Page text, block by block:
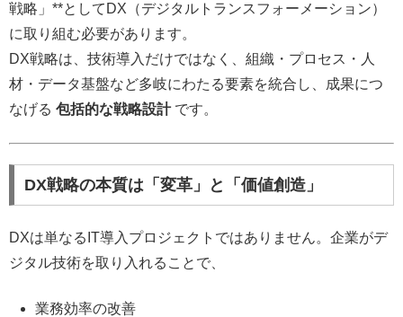
戦略」**としてDX（デジタルトランスフォーメーション）
に取り組む必要があります。
DX戦略は、技術導入だけではなく、組織・プロセス・人
材・データ基盤など多岐にわたる要素を統合し、成果につ
なげる 包括的な戦略設計です。
DX戦略の本質は「変革」と「価値創造」
DXは単なるIT導入プロジェクトではありません。企業がデ
ジタル技術を取り入れることで、
業務効率の改善